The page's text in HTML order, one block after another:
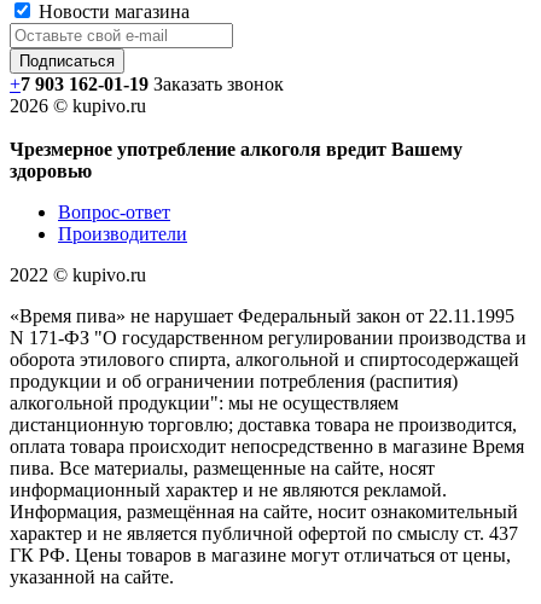
Новости магазина
+7 903 162-01-19 Заказать звонок
2026 © kupivo.ru
Чрезмерное употребление алкоголя вредит Вашему
здоровью
Вопрос-ответ
Производители
2022 ©️ kupivo.ru
«Время пива» не нарушает Федеральный закон от 22.11.1995
N 171-ФЗ "О государственном регулировании производства и
оборота этилового спирта, алкогольной и спиртосодержащей
продукции и об ограничении потребления (распития)
алкогольной продукции": мы не осуществляем
дистанционную торговлю; доставка товара не производится,
оплата товара происходит непосредственно в магазине Время
пива. Все материалы, размещенные на сайте, носят
информационный характер и не являются рекламой.
Информация, размещённая на сайте, носит ознакомительный
характер и не является публичной офертой по смыслу ст. 437
ГК РФ. Цены товаров в магазине могут отличаться от цены,
указанной на сайте.